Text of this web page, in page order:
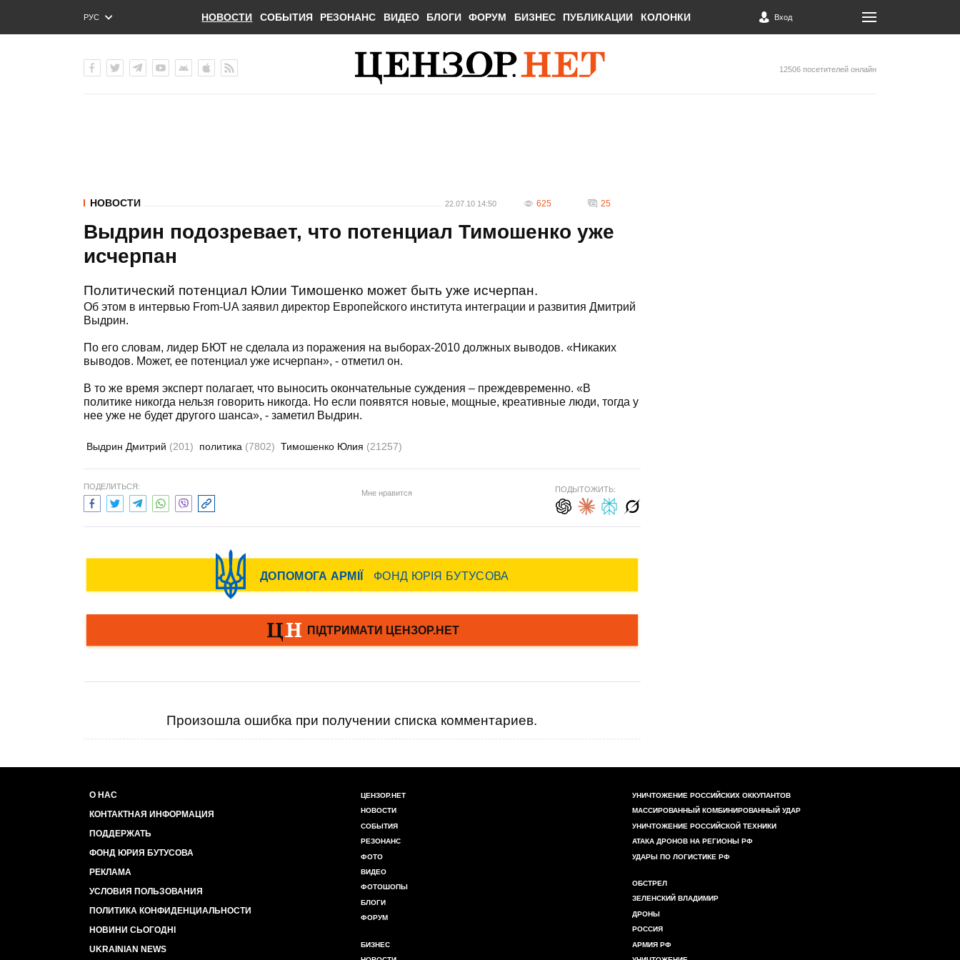
РУС
ENG
НОВОСТИ СОБЫТИЯ РЕЗОНАНС ВИДЕО БЛОГИ ФОРУМ БИЗНЕС ПУБЛИКАЦИИ КОЛОНКИ Вход
12506 посетителей онлайн
НОВОСТИ 22.07.10 14:50 625 25
Выдрин подозревает, что потенциал Тимошенко уже
исчерпан
Политический потенциал Юлии Тимошенко может быть уже исчерпан.
Об этом в интервью From-UA заявил директор Европейского института интеграции и развития Дмитрий
Выдрин.
По его словам, лидер БЮТ не сделала из поражения на выборах-2010 должных выводов. «Никаких
выводов. Может, ее потенциал уже исчерпан», - отметил он.
В то же время эксперт полагает, что выносить окончательные суждения – преждевременно. «В
политике никогда нельзя говорить никогда. Но если появятся новые, мощные, креативные люди, тогда у
нее уже не будет другого шанса», - заметил Выдрин.
Выдрин Дмитрий (201) политика (7802) Тимошенко Юлия (21257)
ПОДЕЛИТЬСЯ:
Мне нравится ПОДЫТОЖИТЬ:
Произошла ошибка при получении списка комментариев.
О НАС
КОНТАКТНАЯ ИНФОРМАЦИЯ
ПОДДЕРЖАТЬ
ФОНД ЮРИЯ БУТУСОВА
РЕКЛАМА
УСЛОВИЯ ПОЛЬЗОВАНИЯ
ПОЛИТИКА КОНФИДЕНЦИАЛЬНОСТИ
НОВИНИ СЬОГОДНІ
UKRAINIAN NEWS
ЦЕНЗОР.НЕТ
НОВОСТИ
СОБЫТИЯ
РЕЗОНАНС
ФОТО
ВИДЕО
ФОТОШОПЫ
БЛОГИ
ФОРУМ
БИЗНЕС
УНИЧТОЖЕНИЕ РОССИЙСКИХ ОККУПАНТОВ
МАССИРОВАННЫЙ КОМБИНИРОВАННЫЙ УДАР
УНИЧТОЖЕНИЕ РОССИЙСКОЙ ТЕХНИКИ
АТАКА ДРОНОВ НА РЕГИОНЫ РФ
УДАРЫ ПО ЛОГИСТИКЕ РФ
ОБСТРЕЛ
ЗЕЛЕНСКИЙ ВЛАДИМИР
ДРОНЫ
РОССИЯ
АРМИЯ РФ